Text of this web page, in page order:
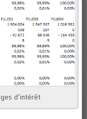
d’intérêt